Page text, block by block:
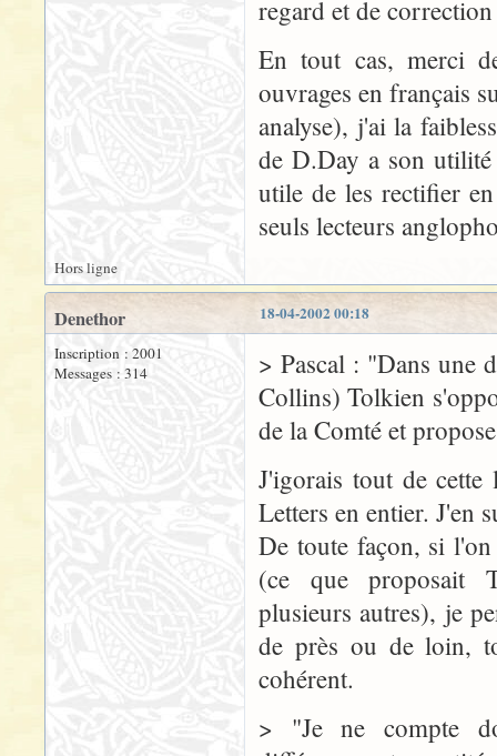
regard et de
En tout cas, merci
ouvrages en français
analyse), j'ai la
de D.Day a son
utile de les rectifier
seuls lecteurs
Hors ligne
18-04-2002 00:18
Denethor
Inscription : 2001
Messages : 314
> Pascal : "Dans une
Collins) Tolkien
de la Comté et
J'igorais tout de
Letters en entier. J'en
De toute façon, si
(ce que proposait
plusieurs autres), je
de près ou de loin,
cohérent.
> "Je ne compte